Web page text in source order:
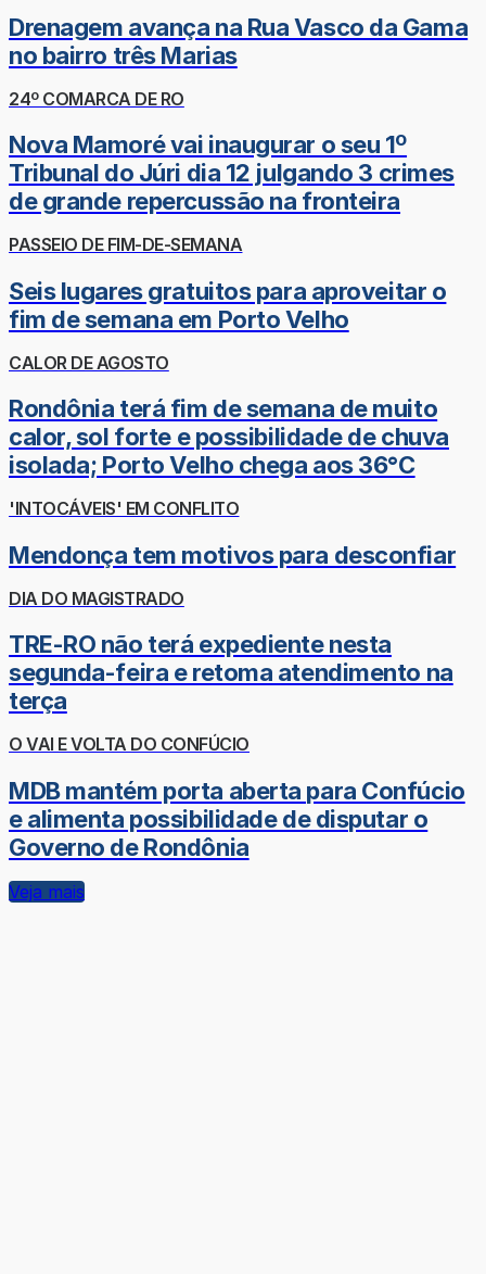
Drenagem avança na Rua Vasco da Gama
no bairro três Marias
24º COMARCA DE RO
Nova Mamoré vai inaugurar o seu 1º
Tribunal do Júri dia 12 julgando 3 crimes
de grande repercussão na fronteira
PASSEIO DE FIM-DE-SEMANA
Seis lugares gratuitos para aproveitar o
fim de semana em Porto Velho
CALOR DE AGOSTO
Rondônia terá fim de semana de muito
calor, sol forte e possibilidade de chuva
isolada; Porto Velho chega aos 36°C
'INTOCÁVEIS' EM CONFLITO
Mendonça tem motivos para desconfiar
DIA DO MAGISTRADO
TRE-RO não terá expediente nesta
segunda-feira e retoma atendimento na
terça
O VAI E VOLTA DO CONFÚCIO
MDB mantém porta aberta para Confúcio
e alimenta possibilidade de disputar o
Governo de Rondônia
Veja mais